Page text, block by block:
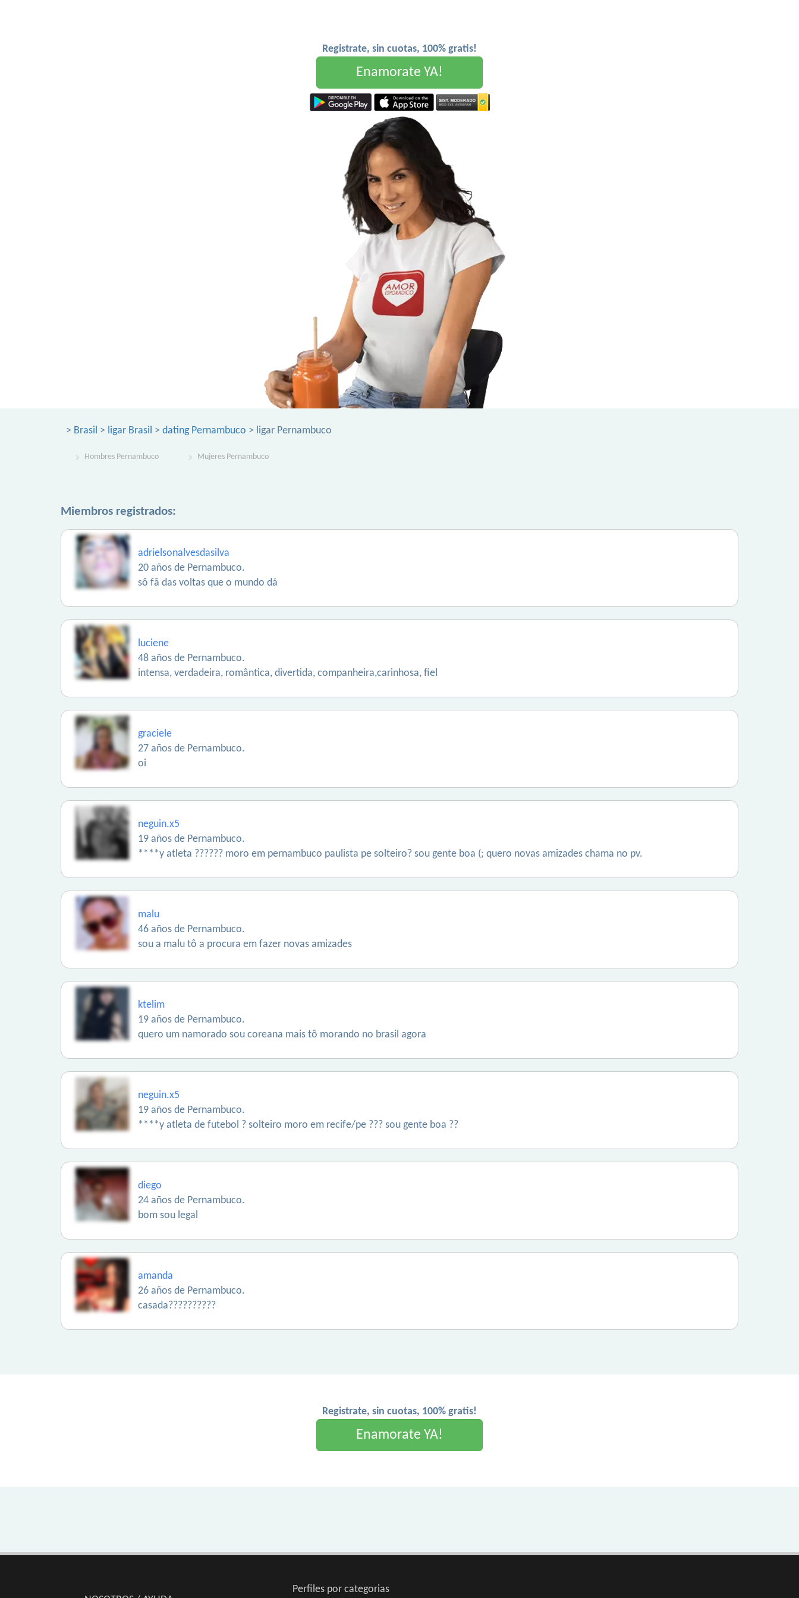
Registrate, sin cuotas, 100% gratis!
Enamorate YA!
> Brasil > ligar Brasil > dating Pernambuco > ligar Pernambuco
Hombres Pernambuco Mujeres Pernambuco
Miembros registrados:
adrielsonalvesdasilva
20 años de Pernambuco.
sô fã das voltas que o mundo dá
luciene
48 años de Pernambuco.
intensa, verdadeira, romântica, divertida, companheira,carinhosa, fiel
graciele
27 años de Pernambuco.
oi
neguin.x5
19 años de Pernambuco.
****y atleta ?????? moro em pernambuco paulista pe solteiro? sou gente boa (; quero novas amizades chama no pv.
malu
46 años de Pernambuco.
sou a malu tô a procura em fazer novas amizades
ktelim
19 años de Pernambuco.
quero um namorado sou coreana mais tô morando no brasil agora
neguin.x5
19 años de Pernambuco.
****y atleta de futebol ? solteiro moro em recife/pe ??? sou gente boa ??
diego
24 años de Pernambuco.
bom sou legal
amanda
26 años de Pernambuco.
casada??????????
Registrate, sin cuotas, 100% gratis!
Enamorate YA!
Perfiles por categorias